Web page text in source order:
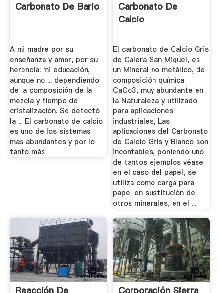
Carbonato De Bario
A mi madre por su
enseñanza y amor, por su
herencia: mi educación,
aunque no ... dependiendo
de la composición de la
mezcla y tiempo de
cristalización. Se detectó
la ... El carbonato de calcio
es uno de los sistemas
mas abundantes y por lo
tanto más
Carbonato De
Calcio
El carbonato de Calcio Gris
de Calera San Miguel, es
un Mineral no metálico, de
composición química
CaCo3, muy abundante en
la Naturaleza y utilizado
para aplicaciones
industriales, Las
aplicaciones del Carbonato
de Calcio Gris y Blanco son
incontables, poniendo uno
de tantos ejemplos véase
en el caso del papel, se
utiliza como carga para
papel en sustitución de
otros minerales, en el ...
Reacción De
Corporación Sierra